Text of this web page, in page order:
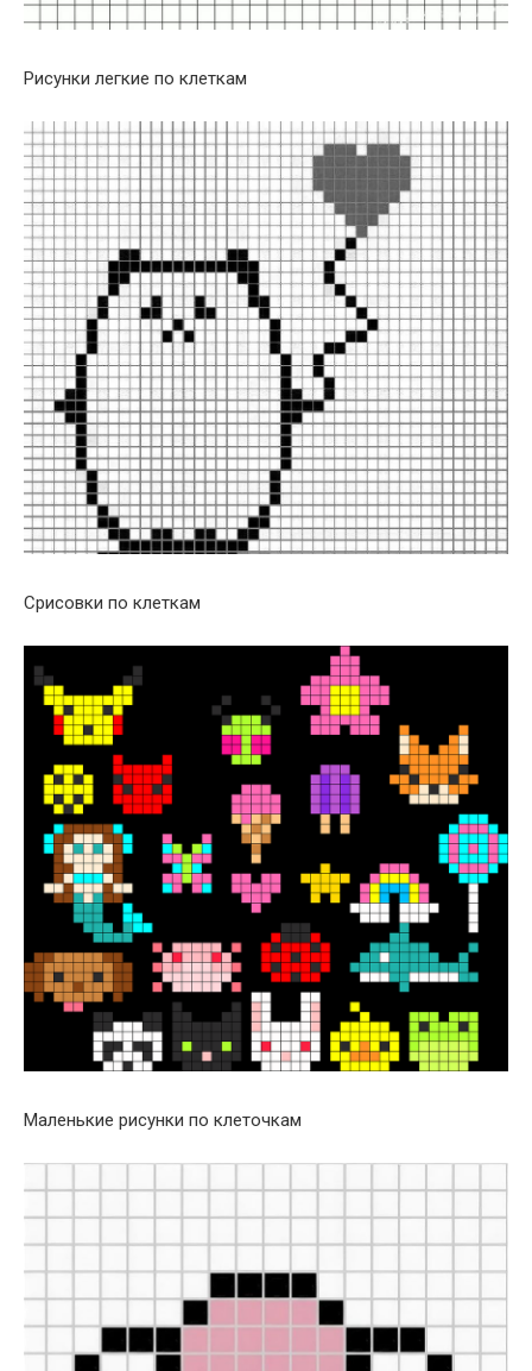
Рисунки легкие по клеткам
Срисовки по клеткам
Маленькие рисунки по клеточкам